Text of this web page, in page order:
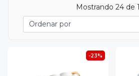
Mostrando 24 de
-23%